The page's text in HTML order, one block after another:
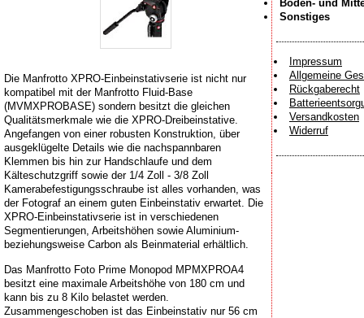
Die Manfrotto XPRO-Einbeinstativserie ist nicht nur
kompatibel mit der Manfrotto Fluid-Base
(MVMXPROBASE) sondern besitzt die gleichen
Qualitätsmerkmale wie die XPRO-Dreibeinstative.
Angefangen von einer robusten Konstruktion, über
ausgeklügelte Details wie die nachspannbaren
Klemmen bis hin zur Handschlaufe und dem
Kälteschutzgriff sowie der 1/4 Zoll - 3/8 Zoll
Kamerabefestigungsschraube ist alles vorhanden, was
der Fotograf an einem guten Einbeinstativ erwartet. Die
XPRO-Einbeinstativserie ist in verschiedenen
Segmentierungen, Arbeitshöhen sowie Aluminium-
beziehungsweise Carbon als Beinmaterial erhältlich.
Das Manfrotto Foto Prime Monopod MPMXPROA4
besitzt eine maximale Arbeitshöhe von 180 cm und
kann bis zu 8 Kilo belastet werden.
Zusammengeschoben ist das Einbeinstativ nur 56 cm
Boden- und
Sonstiges
Impressum
Allgemeine
Rückgaberecht
Versandkosten
Widerruf